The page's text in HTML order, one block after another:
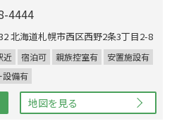
4444
北海道札幌市西区西野2条3丁目2-8
近 宿泊可 親族控室有
安置施設有
設備有
地図を見る